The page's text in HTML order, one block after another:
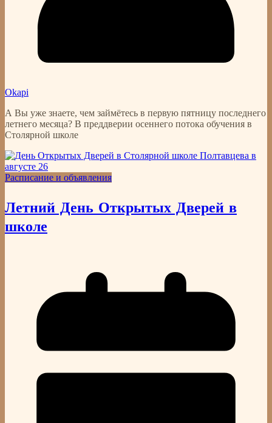
Okapi
А Вы уже знаете, чем займётесь в первую пятницу последнего
летнего месяца? В преддверии осеннего потока обучения в
Столярной школе
Расписание и объявления
Летний День Открытых Дверей в
школе